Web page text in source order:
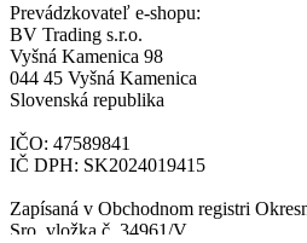
Prevádzkovateľ e-shopu:
BV Trading s.r.o.
Vyšná Kamenica 98
044 45 Vyšná Kamenica
Slovenská republika
IČO: 47589841
IČ DPH: SK2024019415
Zapísaná v Obchodnom registri
Sro, vložka č. 34961/V